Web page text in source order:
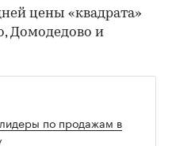
цены «квадрата»
Домодедово и
по продажам в